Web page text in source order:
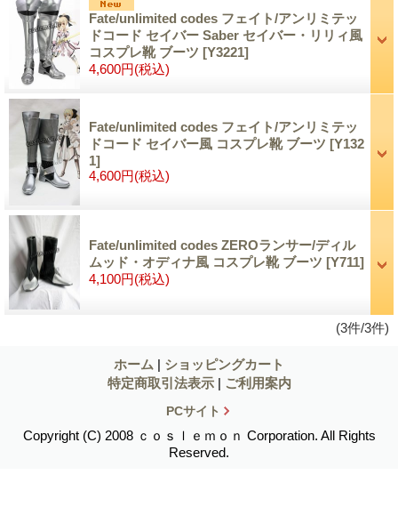
Fate/unlimited codes フェイト/アンリミテッ
ドコード セイバー Saber セイバー・リリィ風
コスプレ靴 ブーツ [Y3221]
4,600円(税込)
Fate/unlimited codes フェイト/アンリミテッ
ドコード セイバー風 コスプレ靴 ブーツ [Y132
1]
4,600円(税込)
Fate/unlimited codes ZEROランサー/ディル
ムッド・オディナ風 コスプレ靴 ブーツ [Y711]
4,100円(税込)
(3件/3件)
ホーム | ショッピングカート
特定商取引法表示 | ご利用案内
PCサイト
Copyright (C) 2008 ｃｏｓｌｅｍｏｎ Corporation. All Rights
Reserved.